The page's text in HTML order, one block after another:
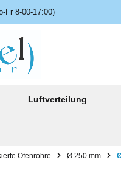
Fr 8-00-17:00)
Luftverteilung
Ofenrohre Ø 250 mm